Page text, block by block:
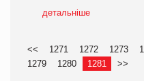
детальніше
<< 1271 1272 1273
1279
1280 1281 >>